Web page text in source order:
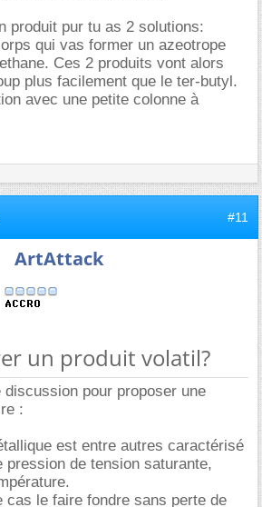
produit pur tu as 2 solutions:
qui vas former un azeotrope
Ces 2 produits vont alors
plus facilement que le ter-butyl.
avec une petite colonne à
#11
ArtAttack
un produit volatil?
pour proposer une
:
est entre autres caractérisé
pression de tension saturante,
cas le faire fondre sans perte de